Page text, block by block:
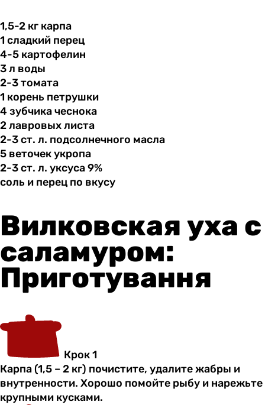
1,5-2 кг карпа
1 сладкий перец
4-5 картофелин
3 л воды
2-3 томата
1 корень петрушки
4 зубчикачеснока
2 лавровыхлиста
2-3 ст. л. подсолнечного масла
5 веточекукропа
2-3 ст. л. уксуса 9%
соль и перец по вкусу
Вилковская уха с
саламуром:
Приготування
Крок 1
Карпа (1,5 – 2 кг) почистите, удалите жабры и
внутренности. Хорошо помойте рыбу и нарежьте
крупными кусками.